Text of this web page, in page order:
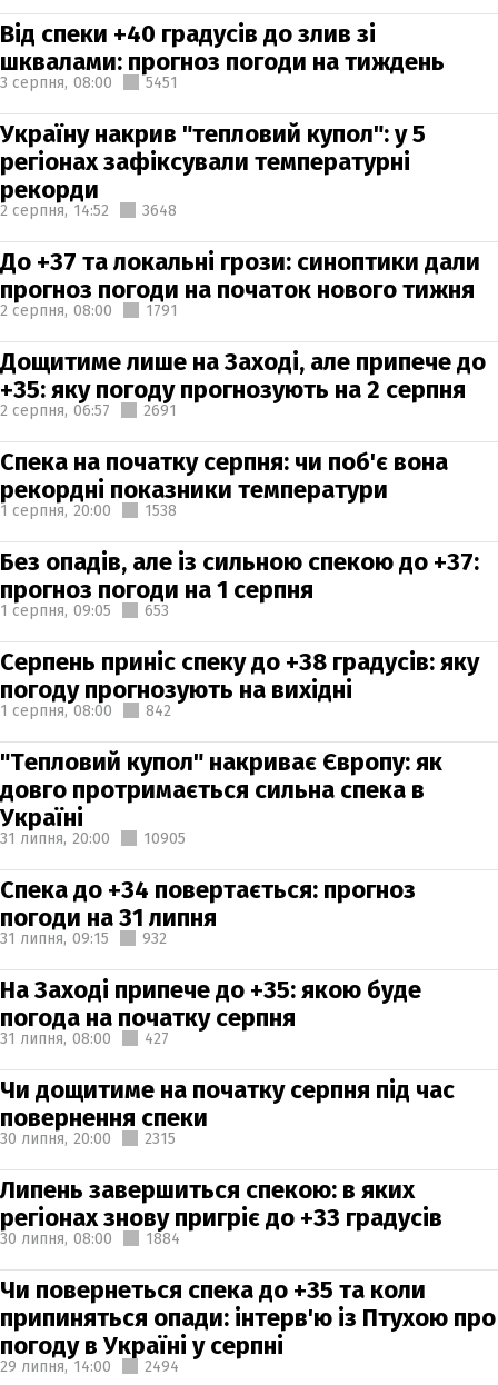
Від спеки +40 градусів до злив зі
шквалами: прогноз погоди на тиждень
3 серпня, 08:00 5451
Україну накрив "тепловий купол": у 5
регіонах зафіксували температурні
рекорди
2 серпня, 14:52 3648
До +37 та локальні грози: синоптики дали
прогноз погоди на початок нового тижня
2 серпня, 08:00 1791
Дощитиме лише на Заході, але припече до
+35: яку погоду прогнозують на 2 серпня
2 серпня, 06:57 2691
Спека на початку серпня: чи поб'є вона
рекордні показники температури
1 серпня, 20:00 1538
Без опадів, але із сильною спекою до +37:
прогноз погоди на 1 серпня
1 серпня, 09:05 653
Серпень приніс спеку до +38 градусів: яку
погоду прогнозують на вихідні
1 серпня, 08:00 842
"Тепловий купол" накриває Європу: як
довго протримається сильна спека в
Україні
31 липня, 20:00 10905
Спека до +34 повертається: прогноз
погоди на 31 липня
31 липня, 09:15 932
На Заході припече до +35: якою буде
погода на початку серпня
31 липня, 08:00 427
Чи дощитиме на початку серпня під час
повернення спеки
30 липня, 20:00 2315
Липень завершиться спекою: в яких
регіонах знову пригріє до +33 градусів
30 липня, 08:00 1884
Чи повернеться спека до +35 та коли
припиняться опади: інтерв'ю із Птухою про
погоду в Україні у серпні
29 липня, 14:00 2494